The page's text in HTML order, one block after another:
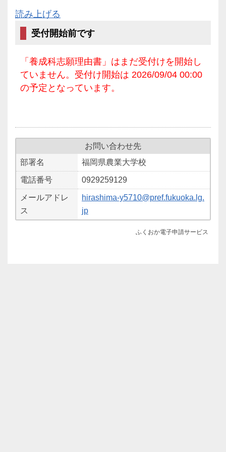
読み上げる
受付開始前です
「養成科志願理由書」はまだ受付けを開始し
ていません。受付け開始は 2026/09/04 00:00
の予定となっています。
お問い合わせ先
部署名
福岡県農業大学校
電話番号 0929259129
メールアドレ
ス
hirashima-y5710@pref.fukuoka.lg.
jp
ふくおか電子申請サービス